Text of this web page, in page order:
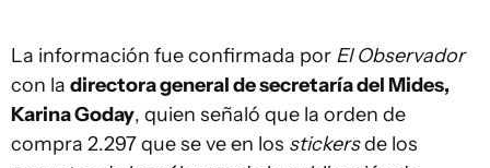
La información fue confirmada por El Observador
con la directora general de secretaría del Mides,
Karina Goday, quien señaló que la orden de
compra 2.297 que se ve en los stickersde los